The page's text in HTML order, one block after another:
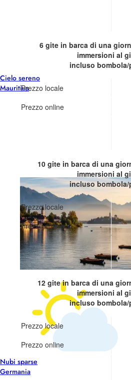
Cielo sereno
Mauritius
Nubi sparse
Germania
6 gite in barca di una
immersioni al
incluso
Prezzo locale
Prezzo online
10 gite in barca di una
immersioni al
incluso bombola/
Prezzo locale
Prezzo online
12 gite in barca di una
immersioni al
incluso bombola/
Prezzo locale
Prezzo online